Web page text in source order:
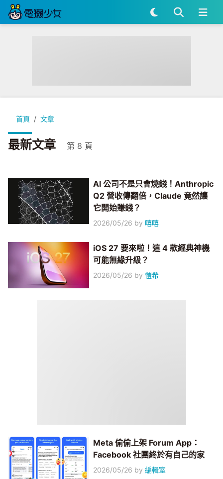
首頁 文章
最新文章 第 8 頁
AI 公司不是只會燒錢！Anthropic
Q2 營收傳翻倍，Claude 竟然讓
它開始賺錢？
2026/05/26 by 嘻嘻
iOS 27 要來啦！這 4 款經典神機
可能無緣升級？
2026/05/26 by愷希
Meta 偷偷上架 Forum App：
Facebook 社團終於有自己的家
2026/05/26 by編輯室